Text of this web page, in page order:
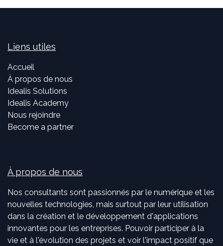
Liens utiles
Accueil
À propos de nous
Idealis Solutions
Idealis Academy
Nous rejoindre
Become a partner
À propos de nous
Nos consultants sont passionnés par le numérique et les
nouvelles technologies, mais surtout par leur utilisation
dans la création et le développement d'applications
innovantes pour les entreprises. Pouvoir participer à la
vie et à l'évolution des projets et voir l'impact positif que